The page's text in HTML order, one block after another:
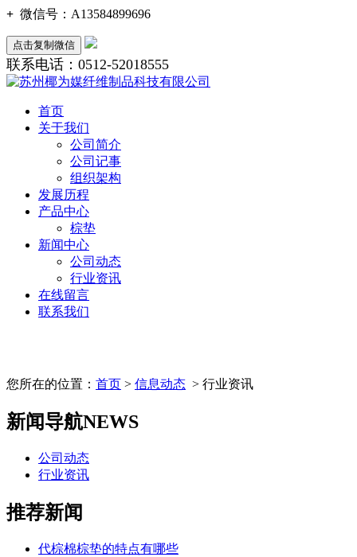
+ 微信号： A13584899696
点击复制微信
联系电话：0512-52018555
首页
关于我们
公司简介
公司记事
组织架构
发展历程
产品中心
棕垫
新闻中心
公司动态
行业资讯
在线留言
联系我们
您所在的位置： 首页 > 信息动态 > 行业资讯
新闻导航NEWS
公司动态
行业资讯
推荐新闻
代棕棉棕垫的特点有哪些